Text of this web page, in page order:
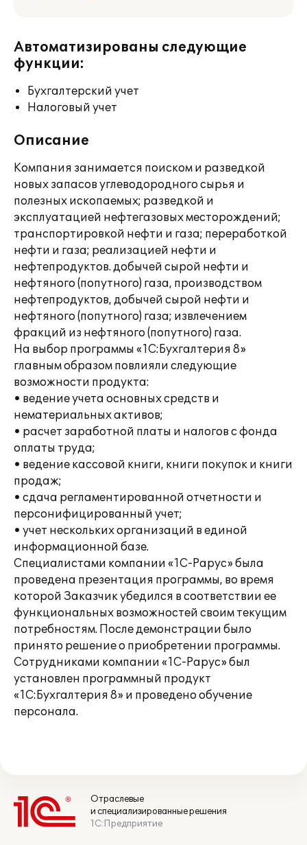
Автоматизированы следующие
функции:
Бухгалтерский учет
Налоговый учет
Описание
Компания занимается поиском и разведкой
новых запасов углеводородного сырья и
полезных ископаемых; разведкой и
эксплуатацией нефтегазовых месторождений;
транспортировкой нефти и газа; переработкой
нефти и газа; реализацией нефти и
нефтепродуктов. добычей сырой нефти и
нефтяного (попутного) газа, производством
нефтепродуктов, добычей сырой нефти и
нефтяного (попутного) газа; извлечением
фракций из нефтяного (попутного) газа.
На выбор программы «1С:Бухгалтерия 8»
главным образом повлияли следующие
возможности продукта:
• ведение учета основных средств и
нематериальных активов;
• расчет заработной платы и налогов с фонда
оплаты труда;
• ведение кассовой книги, книги покупок и книги
продаж;
• сдача регламентированной отчетности и
персонифицированный учет;
• учет нескольких организаций в единой
информационной базе.
Специалистами компании «1С-Рарус» была
проведена презентация программы, во время
которой Заказчик убедился в соответствии ее
функциональных возможностей своим текущим
потребностям. После демонстрации было
принято решение о приобретении программы.
Сотрудниками компании «1С-Рарус» был
установлен программный продукт
«1С:Бухгалтерия 8» и проведено обучение
персонала.
Отраслевые
и специализированные решения
1С:Предприятие